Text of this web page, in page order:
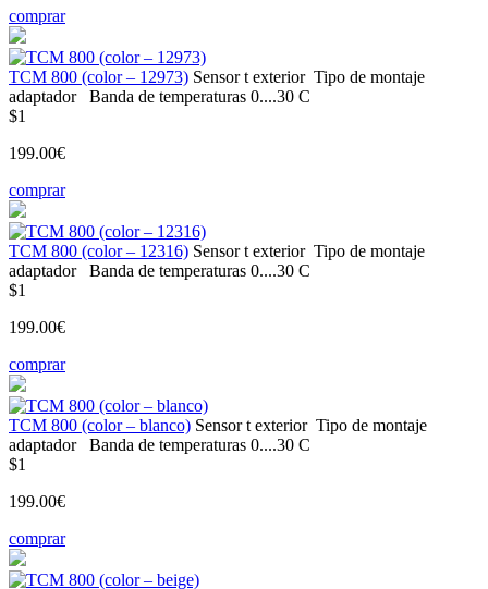
comprar
ТСМ 800 (color – 12973) Sensor t exterior Tipo de montaje
adaptador
Banda de temperaturas 0....30 С
$1
199.00€
comprar
ТСМ 800 (color – 12316) Sensor t exterior Tipo de montaje
adaptador
Banda de temperaturas 0....30 С
$1
199.00€
comprar
ТСМ 800 (color – blanco) Sensor t exterior Tipo de montaje
adaptador
Banda de temperaturas 0....30 С
$1
199.00€
comprar